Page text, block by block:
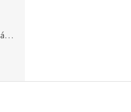
Tom Hiddleston - 2026 kalendář A3